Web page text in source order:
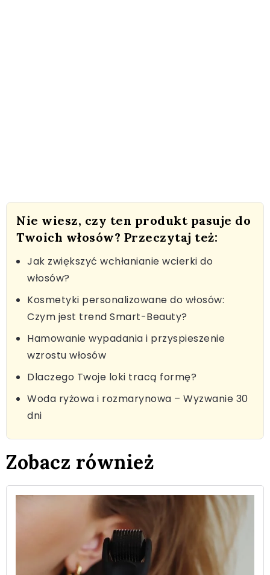
Nie wiesz, czy ten produkt pasuje do
Twoich włosów? Przeczytaj też:
Jak zwiększyć wchłanianie wcierki do
włosów?
Kosmetyki personalizowane do włosów:
Czym jest trend Smart-Beauty?
Hamowanie wypadania i przyspieszenie
wzrostu włosów
Dlaczego Twoje loki tracą formę?
Woda ryżowa i rozmarynowa – Wyzwanie 30
dni
Zobacz również